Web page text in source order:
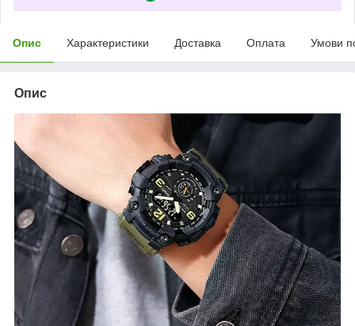
Опис Характеристики Доставка Оплата Умови
Опис